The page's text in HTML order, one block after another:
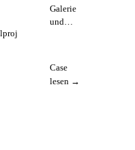
Galerie
und…
Case
lesen →